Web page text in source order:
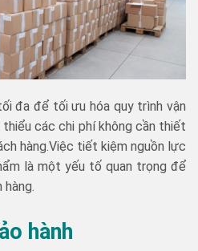
đa để tối ưu hóa quy trình vận
các chi phí không cần thiết
hàng.Việc tiết kiệm nguồn lực
là một yếu tố quan trọng để
hàng.
hành